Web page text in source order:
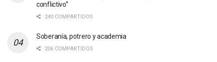
conflictivo”
240 COMPARTIDOS
Soberanía, potrero y academia
206 COMPARTIDOS